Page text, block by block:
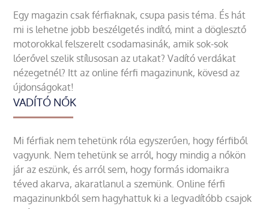
Egy magazin csak férfiaknak, csupa pasis téma. És hát
mi is lehetne jobb beszélgetés indító, mint a döglesztő
motorokkal felszerelt csodamasinák, amik sok-sok
lóerővel szelik stílusosan az utakat? Vadító verdákat
nézegetnél? Itt az online férfi magazinunk, kövesd az
újdonságokat!
VADÍTÓ NŐK
Mi férfiak nem tehetünk róla egyszerűen, hogy férfiből
vagyunk. Nem tehetünk se arról, hogy mindig a nőkön
jár az eszünk, és arról sem, hogy formás idomaikra
téved akarva, akaratlanul a szemünk. Online férfi
magazinunkból sem hagyhattuk ki a legvadítóbb csajok